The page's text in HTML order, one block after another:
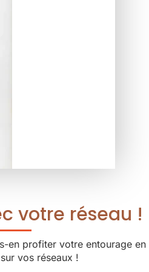
votre réseau !
en profiter votre entourage en
vos réseaux !